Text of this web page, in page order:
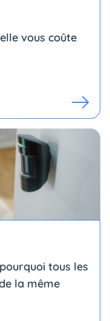
vous coûte
tous les
la même